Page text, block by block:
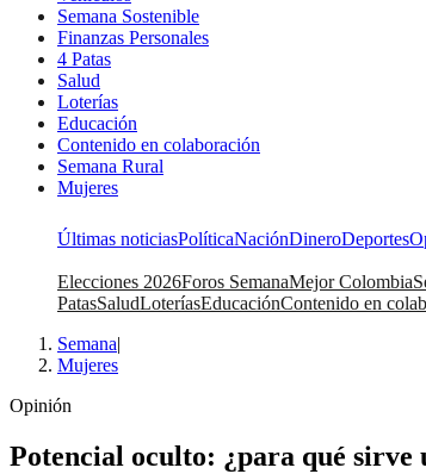
Semana Sostenible
Finanzas Personales
4 Patas
Salud
Loterías
Educación
Contenido en colaboración
Semana Rural
Mujeres
Últimas noticiasPolíticaNaciónDineroDeportes
Elecciones 2026Foros SemanaMejor Colombia
PatasSaludLoteríasEducaciónContenido en
Semana|
Mujeres
Opinión
Potencial oculto: ¿para qué sirve